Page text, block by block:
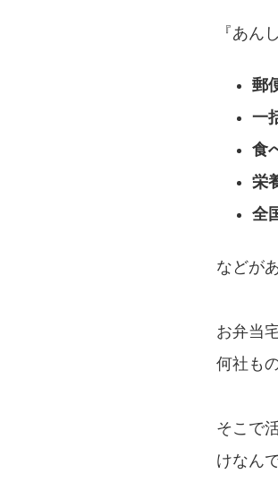
『あん
郵
一
食
栄
全
などが
お弁当
何社も
そこで
けなん